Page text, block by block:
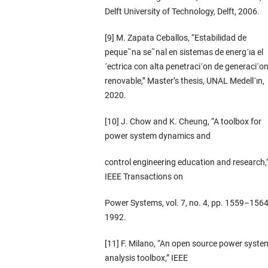
Delft University of Technology, Delft, 2006.
[9] M. Zapata Ceballos, “Estabilidad de
peque˜na se˜nal en sistemas de energ´ıa el
´ectrica con alta penetraci´on de generaci´on
renovable,” Master’s thesis, UNAL Medell´ın,
2020.
[10] J. Chow and K. Cheung, “A toolbox for
power system dynamics and
control engineering education and
IEEE Transactions on
Power Systems, vol. 7, no. 4, pp.
1992.
[11] F. Milano, “An open source power
analysis toolbox,” IEEE